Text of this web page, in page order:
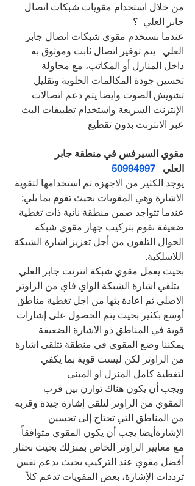
من خلال استخدام مقويات شبكات اتصال
جابر العلي  ؟
عندما نستخدم مقوي شبكات اتصال جابر
العلي   يتم توفير اتصال ثابت وموثوق به
داخل المنازل أو المكاتب، مع محاولة
تحسين جودة المكالمات الخلوية وتقليل
تشويش الصوت وايضا يتم دعم اتصالات
الإنترنت السريعة واستخدام تطبيقات البث
عبر الانترنت بدون تقطيع
مقوي السيرفس في منطقة جابر
العلي 50994997
يوجد الكثير من الاجهزة تم استخدامها لتقوية
الاشارة وهي المقويات بحيث تقوم بما يلي:
عندما تتواجد ضمن منطقة نائية ذات تغطية
ضعيفة نقوم بتركيب جهاز مقوي شبكة
الجوال التلفون من أجل تعزيز اشارة الشبكة
اللاسلكية.
بحيث يعمل مقوي شبكة انترنت جابر العلي
بتلقي اشارة الشبكة الواي فاي من الراوتر
الاصلي ثم اعادة بثها من اجل تغطية مناطق
أوسع بكثير بحيث يتم الحصول على إشارات
قوية في المناطق ذو الاشارة الضعيفة
يمكننا وضع المقوي في منطقة تتلقى اشارة
من الراوتر لكن ليست قوية بما يكفي
لتغطية كامل المنزل او المبنى
ويجب أن يكون هناك توازن بين قرب
المقوي من الراوتر لتلقي إشارة جيدة وقربه
من المناطق التي تحتاج إلى تحسين
الإشارةأيضا يجب أن يكون المقوي متوافقاً
مع معايير الراوتر الخاص بمنزلك بحيث نختار
أفضل مقوي عند التركيب بحيث يدعم نفس
ترددات الإشارة، بعض المقويات تدعم كلاً